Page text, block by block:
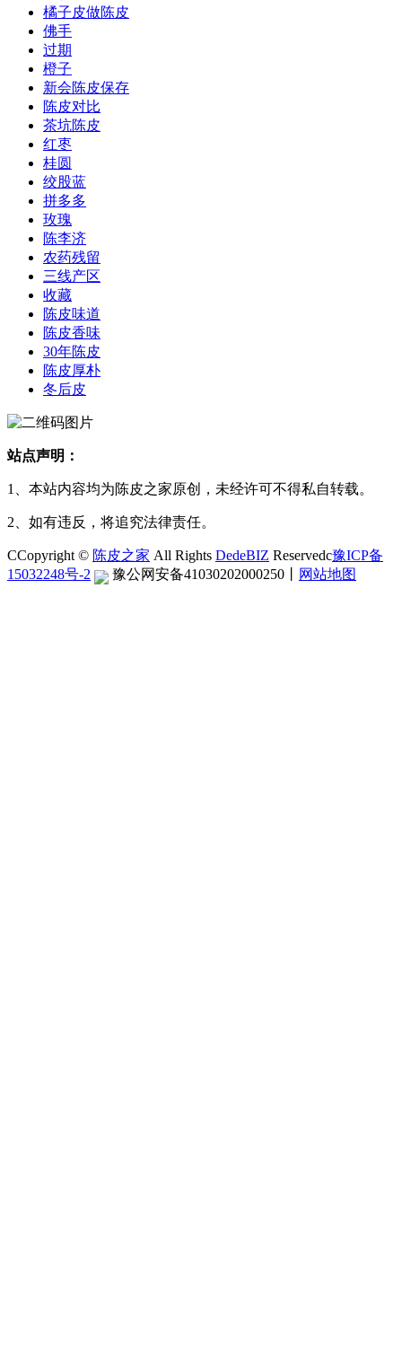
橘子皮做陈皮
佛手
过期
橙子
新会陈皮保存
陈皮对比
茶坑陈皮
红枣
桂圆
绞股蓝
拼多多
玫瑰
陈李济
农药残留
三线产区
收藏
陈皮味道
陈皮香味
30年陈皮
陈皮厚朴
冬后皮
站点声明：
1、本站内容均为陈皮之家原创，未经许可不得私自转载。
2、如有违反，将追究法律责任。
CCopyright © 陈皮之家 All Rights DedeBIZ Reservedc豫ICP备
15032248号-2
豫公网安备41030202000250 网站地图